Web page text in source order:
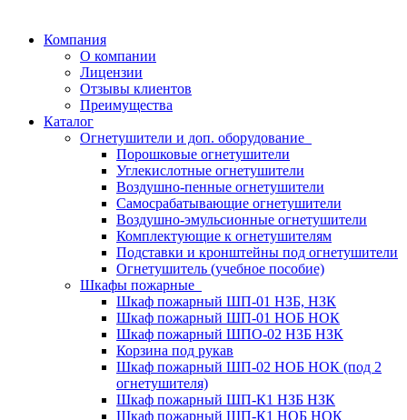
Компания
О компании
Лицензии
Отзывы клиентов
Преимущества
Каталог
Огнетушители и доп. оборудование
Порошковые огнетушители
Углекислотные огнетушители
Воздушно-пенные огнетушители
Самосрабатывающие огнетушители
Воздушно-эмульсионные огнетушители
Комплектующие к огнетушителям
Подставки и кронштейны под огнетушители
Огнетушитель (учебное пособие)
Шкафы пожарные
Шкаф пожарный ШП-01 НЗБ, НЗК
Шкаф пожарный ШП-01 НОБ НОК
Шкаф пожарный ШПО-02 НЗБ НЗК
Корзина под рукав
Шкаф пожарный ШП-02 НОБ НОК (под 2
огнетушителя)
Шкаф пожарный ШП-К1 НЗБ НЗК
Шкаф пожарный ШП-К1 НОБ НОК